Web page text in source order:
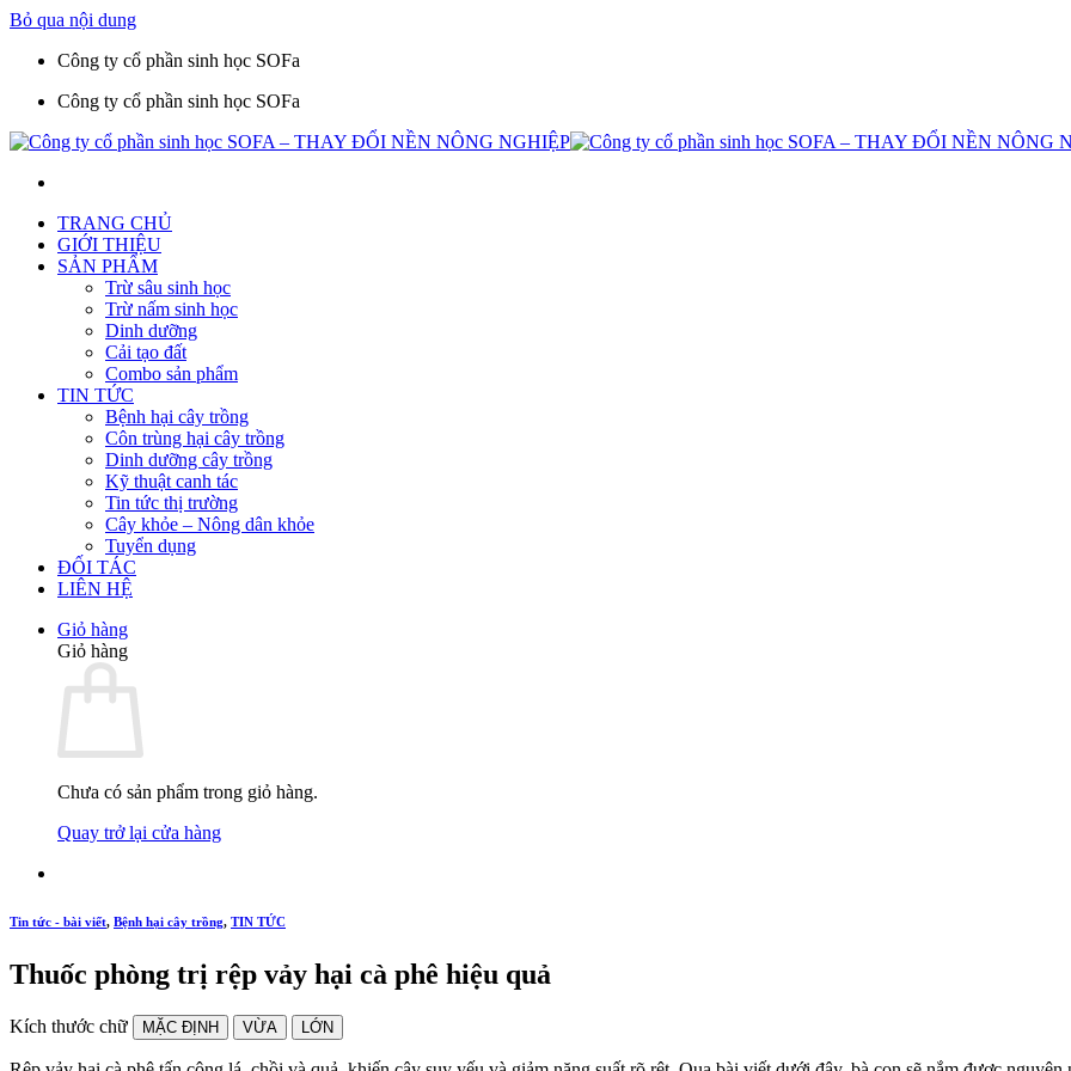
Bỏ qua nội dung
Công ty cổ phần sinh học SOFa
Công ty cổ phần sinh học SOFa
TRANG CHỦ
GIỚI THIỆU
SẢN PHẨM
Trừ sâu sinh học
Trừ nấm sinh học
Dinh dưỡng
Cải tạo đất
Combo sản phẩm
TIN TỨC
Bệnh hại cây trồng
Côn trùng hại cây trồng
Dinh dưỡng cây trồng
Kỹ thuật canh tác
Tin tức thị trường
Cây khỏe – Nông dân khỏe
Tuyển dụng
ĐỐI TÁC
LIÊN HỆ
Giỏ hàng
Giỏ hàng
Chưa có sản phẩm trong giỏ hàng.
Quay trở lại cửa hàng
Tin tức - bài viết, Bệnh hại cây trồng, TIN TỨC
Thuốc phòng trị rệp vảy hại cà phê hiệu quả
Kích thước chữ MẶC ĐỊNH VỪA LỚN